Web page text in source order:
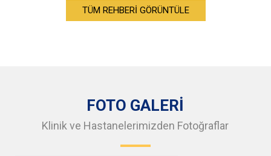
TÜM REHBERİ GÖRÜNTÜLE
FOTO GALERİ
Klinik ve Hastanelerimizden Fotoğraflar